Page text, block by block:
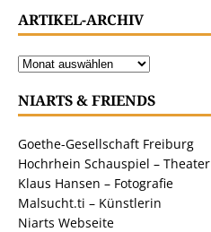
ARTIKEL-ARCHIV
NIARTS & FRIENDS
Goethe-Gesellschaft Freiburg
Hochrhein Schauspiel – Theater
Klaus Hansen – Fotografie
Malsucht.ti – Künstlerin
Niarts Webseite